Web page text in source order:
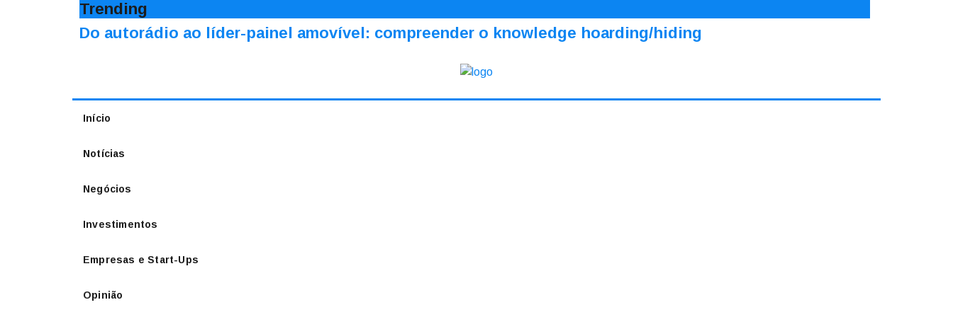
Trending
Do autorádio ao líder-painel amovível: compreender o knowledge hoarding/hiding
Início
Notícias
Negócios
Investimentos
Empresas e Start-Ups
Opinião